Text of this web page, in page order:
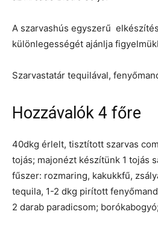
A szarvashús egyszerű
különlegességét ajánlja
Szarvastatár tequilával,
Hozzávalók 4 főre
40dkg érlelt, tisztított szarvas
tojás; majonézt készítünk 1 tojás
fűszer: rozmaring, kakukkfű,
tequila, 1-2 dkg pirított
2 darab paradicsom;